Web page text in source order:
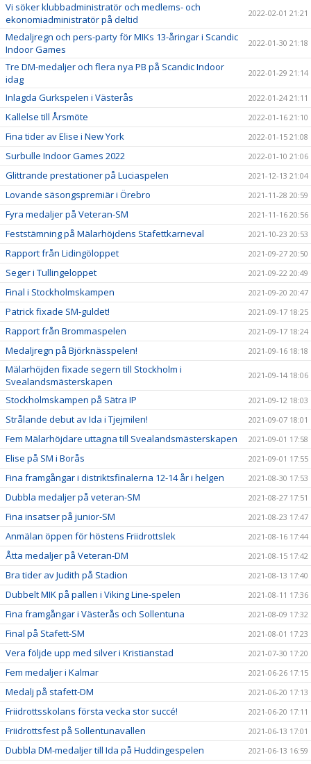
Vi söker klubbadministratör och medlems- och
ekonomiadministratör på deltid
2022-02-01 21:21
Medaljregn och pers-party för MIKs 13-åringar i Scandic
Indoor Games
2022-01-30 21:18
Tre DM-medaljer och flera nya PB på Scandic Indoor
idag
2022-01-29 21:14
Inlagda Gurkspelen i Västerås 2022-01-24 21:11
Kallelse till Årsmöte 2022-01-16 21:10
Fina tider av Elise i New York 2022-01-15 21:08
Surbulle Indoor Games 2022 2022-01-10 21:06
Glittrande prestationer på Luciaspelen 2021-12-13 21:04
Lovande säsongspremiär i Örebro 2021-11-28 20:59
Fyra medaljer på Veteran-SM 2021-11-16 20:56
Feststämning på Mälarhöjdens Stafettkarneval 2021-10-23 20:53
Rapport från Lidingöloppet 2021-09-27 20:50
Seger i Tullingeloppet 2021-09-22 20:49
Final i Stockholmskampen 2021-09-20 20:47
Patrick fixade SM-guldet! 2021-09-17 18:25
Rapport från Brommaspelen 2021-09-17 18:24
Medaljregn på Björknässpelen! 2021-09-16 18:18
Mälarhöjden fixade segern till Stockholm i
Svealandsmästerskapen
2021-09-14 18:06
Stockholmskampen på Sätra IP 2021-09-12 18:03
Strålande debut av Ida i Tjejmilen! 2021-09-07 18:01
Fem Mälarhöjdare uttagna till Svealandsmästerskapen 2021-09-01 17:58
Elise på SM i Borås 2021-09-01 17:55
Fina framgångar i distriktsfinalerna 12-14 år i helgen 2021-08-30 17:53
Dubbla medaljer på veteran-SM 2021-08-27 17:51
Fina insatser på junior-SM 2021-08-23 17:47
Anmälan öppen för höstens Friidrottslek 2021-08-16 17:44
Åtta medaljer på Veteran-DM 2021-08-15 17:42
Bra tider av Judith på Stadion 2021-08-13 17:40
Dubbelt MIK på pallen i Viking Line-spelen 2021-08-11 17:36
Fina framgångar i Västerås och Sollentuna 2021-08-09 17:32
Final på Stafett-SM 2021-08-01 17:23
Vera följde upp med silver i Kristianstad 2021-07-30 17:20
Fem medaljer i Kalmar 2021-06-26 17:15
Medalj på stafett-DM 2021-06-20 17:13
Friidrottsskolans första vecka stor succé! 2021-06-20 17:11
Friidrottsfest på Sollentunavallen 2021-06-13 17:01
Dubbla DM-medaljer till Ida på Huddingespelen 2021-06-13 16:59